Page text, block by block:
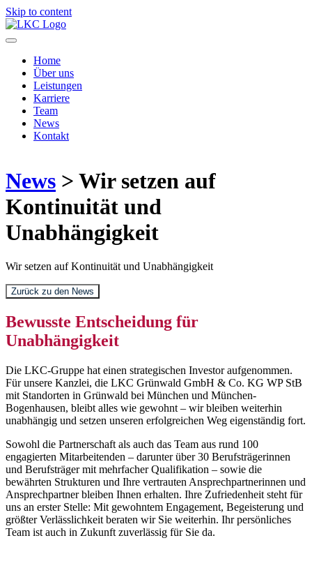
Skip to content
Home
Über uns
Leistungen
Karriere
Team
News
Kontakt
News > Wir setzen auf
Kontinuität und
Unabhängigkeit
Wir setzen auf Kontinuität und Unabhängigkeit
Zurück zu den News
Bewusste Entscheidung für
Unabhängigkeit
Die LKC-Gruppe hat einen strategischen Investor aufgenommen.
Für unsere Kanzlei, die LKC Grünwald GmbH & Co. KG WP StB
mit Standorten in Grünwald bei München und München-
Bogenhausen, bleibt alles wie gewohnt – wir bleiben weiterhin
unabhängig und setzen unseren erfolgreichen Weg eigenständig fort.
Sowohl die Partnerschaft als auch das Team aus rund 100
engagierten Mitarbeitenden – darunter über 30 Berufsträgerinnen
und Berufsträger mit mehrfacher Qualifikation – sowie die
bewährten Strukturen und Ihre vertrauten Ansprechpartnerinnen und
Ansprechpartner bleiben Ihnen erhalten. Ihre Zufriedenheit steht für
uns an erster Stelle: Mit gewohntem Engagement, Begeisterung und
größter Verlässlichkeit beraten wir Sie weiterhin. Ihr persönliches
Team ist auch in Zukunft zuverlässig für Sie da.